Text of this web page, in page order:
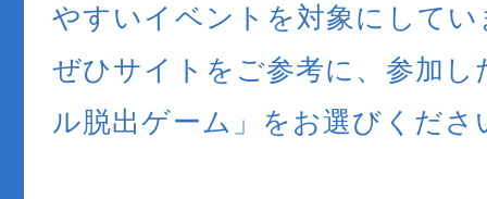
やすいイベントを対象にして
ぜひサイトをご参考に、参加し
ル脱出ゲーム」をお選びくださ